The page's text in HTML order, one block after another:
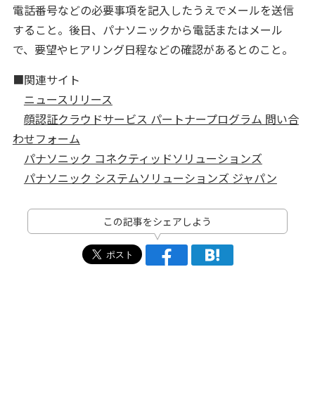
電話番号などの必要事項を記入したうえでメールを送信
すること。後日、パナソニックから電話またはメール
で、要望やヒアリング日程などの確認があるとのこと。
■関連サイト
ニュースリリース
顔認証クラウドサービス パートナープログラム 問い合
わせフォーム
パナソニック コネクティッドソリューションズ
パナソニック システムソリューションズ ジャパン
この記事をシェアしよう